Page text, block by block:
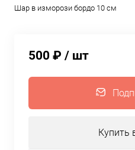
Шар в изморози бордо 10 см
500 ₽ / шт
Купить